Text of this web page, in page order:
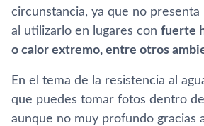
circunstancia, ya que no presenta
al utilizarlo en lugares con fuerte
o calor extremo, entre otros
En el tema de la resistencia al
que puedes tomar fotos dentro
aunque no muy profundo gracias